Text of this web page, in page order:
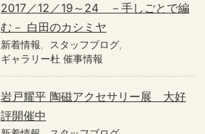
2017／12／19～24 －手しごとで編
む－ 白田のカシミヤ
新着情報
スタッフブログ
ギャラリー杜 催事情報
岩戸耀平 陶磁アクセサリー展 大好
評開催中